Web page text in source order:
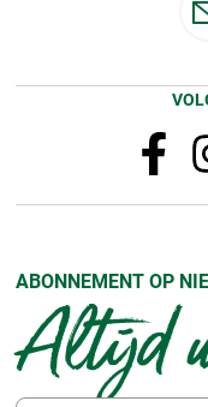
ABONNEMENT OP
Altijd